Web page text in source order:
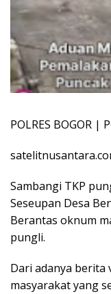
POLRES BOGOR |
Sambangi TKP
Seseupan Desa
Berantas oknum
pungli.
Dari adanya berita
masyarakat yang